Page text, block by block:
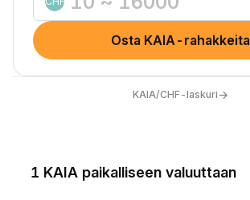
Osta KAIA-rahakkeita
KAIA/CHF-laskuri→
1 KAIA paikalliseen valuuttaan